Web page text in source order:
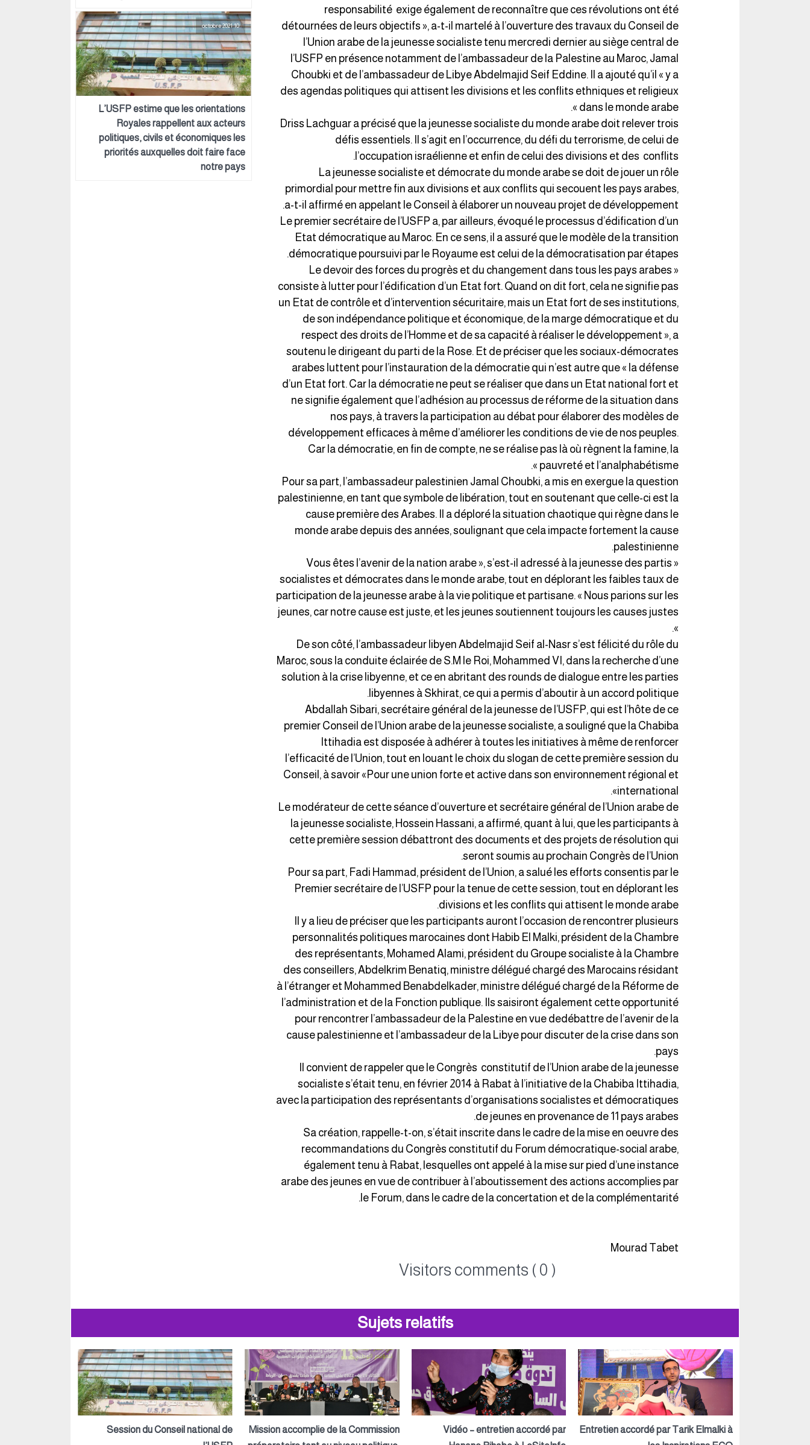
responsabilité exige également de reconnaître que ces révolutions ont été
détournées de leurs objectifs », a-t-il martelé à l’ouverture des travaux du Conseil de
l’Union arabe de la jeunesse socialiste tenu mercredi dernier au siège central de
l’USFP en présence notamment de l’ambassadeur de la Palestine au Maroc, Jamal
Choubki et de l’ambassadeur de Libye Abdelmajid Seif Eddine. Il a ajouté qu’il « y a
des agendas politiques qui attisent les divisions et les conflits ethniques et religieux
dans le monde arabe ».
Driss Lachguar a précisé que la jeunesse socialiste du monde arabe doit relever trois
défis essentiels. Il s’agit en l’occurrence, du défi du terrorisme, de celui de
l’occupation israélienne et enfin de celui des divisions et des conflits.
La jeunesse socialiste et démocrate du monde arabe se doit de jouer un rôle
primordial pour mettre fin aux divisions et aux conflits qui secouent les pays arabes,
a-t-il affirmé en appelant le Conseil à élaborer un nouveau projet de développement.
Le premier secrétaire de l’USFP a, par ailleurs, évoqué le processus d’édification d’un
Etat démocratique au Maroc. En ce sens, il a assuré que le modèle de la transition
démocratique poursuivi par le Royaume est celui de la démocratisation par étapes.
« Le devoir des forces du progrès et du changement dans tous les pays arabes
consiste à lutter pour l’édification d’un Etat fort. Quand on dit fort, cela ne signifie pas
un Etat de contrôle et d’intervention sécuritaire, mais un Etat fort de ses institutions,
de son indépendance politique et économique, de la marge démocratique et du
respect des droits de l’Homme et de sa capacité à réaliser le développement », a
soutenu le dirigeant du parti de la Rose. Et de préciser que les sociaux-démocrates
arabes luttent pour l’instauration de la démocratie qui n’est autre que « la défense
d’un Etat fort. Car la démocratie ne peut se réaliser que dans un Etat national fort et
ne signifie également que l’adhésion au processus de réforme de la situation dans
nos pays, à travers la participation au débat pour élaborer des modèles de
développement efficaces à même d’améliorer les conditions de vie de nos peuples.
Car la démocratie, en fin de compte, ne se réalise pas là où règnent la famine, la
pauvreté et l’analphabétisme ».
Pour sa part, l’ambassadeur palestinien Jamal Choubki, a mis en exergue la question
palestinienne, en tant que symbole de libération, tout en soutenant que celle-ci est la
cause première des Arabes. Il a déploré la situation chaotique qui règne dans le
monde arabe depuis des années, soulignant que cela impacte fortement la cause
palestinienne.
« Vous êtes l’avenir de la nation arabe », s’est-il adressé à la jeunesse des partis
socialistes et démocrates dans le monde arabe, tout en déplorant les faibles taux de
participation de la jeunesse arabe à la vie politique et partisane. « Nous parions sur les
jeunes, car notre cause est juste, et les jeunes soutiennent toujours les causes justes
».
De son côté, l’ambassadeur libyen Abdelmajid Seif al-Nasr s’est félicité du rôle du
Maroc, sous la conduite éclairée de S.M le Roi, Mohammed VI, dans la recherche d’une
solution à la crise libyenne, et ce en abritant des rounds de dialogue entre les parties
libyennes à Skhirat, ce qui a permis d’aboutir à un accord politique.
Abdallah Sibari, secrétaire général de la jeunesse de l’USFP, qui est l’hôte de ce
premier Conseil de l’Union arabe de la jeunesse socialiste, a souligné que la Chabiba
Ittihadia est disposée à adhérer à toutes les initiatives à même de renforcer
l’efficacité de l’Union, tout en louant le choix du slogan de cette première session du
Conseil, à savoir «Pour une union forte et active dans son environnement régional et
international».
Le modérateur de cette séance d’ouverture et secrétaire général de l’Union arabe de
la jeunesse socialiste, Hossein Hassani, a affirmé, quant à lui, que les participants à
cette première session débattront des documents et des projets de résolution qui
seront soumis au prochain Congrès de l’Union.
Pour sa part, Fadi Hammad, président de l’Union, a salué les efforts consentis par le
Premier secrétaire de l’USFP pour la tenue de cette session, tout en déplorant les
divisions et les conflits qui attisent le monde arabe.
Il y a lieu de préciser que les participants auront l’occasion de rencontrer plusieurs
personnalités politiques marocaines dont Habib El Malki, président de la Chambre
des représentants, Mohamed Alami, président du Groupe socialiste à la Chambre
des conseillers, Abdelkrim Benatiq, ministre délégué chargé des Marocains résidant
à l’étranger et Mohammed Benabdelkader, ministre délégué chargé de la Réforme de
l’administration et de la Fonction publique. Ils saisiront également cette opportunité
pour rencontrer l’ambassadeur de la Palestine en vue dedébattre de l’avenir de la
cause palestinienne et l’ambassadeur de la Libye pour discuter de la crise dans son
pays.
Il convient de rappeler que le Congrès constitutif de l’Union arabe de la jeunesse
socialiste s’était tenu, en février 2014 à Rabat à l’initiative de la Chabiba Ittihadia,
avec la participation des représentants d’organisations socialistes et démocratiques
de jeunes en provenance de 11 pays arabes.
Sa création, rappelle-t-on, s’était inscrite dans le cadre de la mise en oeuvre des
recommandations du Congrès constitutif du Forum démocratique-social arabe,
également tenu à Rabat, lesquelles ont appelé à la mise sur pied d’une instance
arabe des jeunes en vue de contribuer à l’aboutissement des actions accomplies par
le Forum, dans le cadre de la concertation et de la complémentarité.
Mourad Tabet
Visitors comments ( 0 )
10 octobre 2021
L’USFP estime que les orientations
Royales rappellent aux acteurs
politiques, civils et économiques les
priorités auxquelles doit faire face
notre pays
Sujets relatifs
Entretien accordé par Tarik Elmalki à
Vidéo – entretien accordé par
Mission accomplie de la Commission
Session du Conseil national de